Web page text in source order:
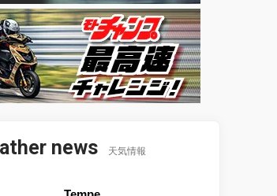
news 天気情報